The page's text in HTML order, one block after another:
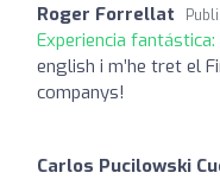
Roger Forrellat
Experiencia fantástica:
english i m’he tret el
companys!
Carlos Pucilowski